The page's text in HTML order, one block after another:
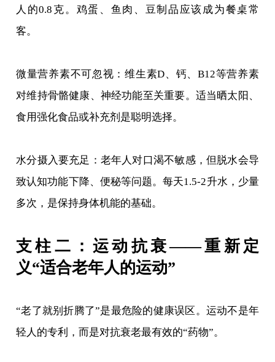
人的0.8克。鸡蛋、鱼肉、豆制品应该成为餐桌常
客。
微量营养素不可忽视：维生素D、钙、B12等营养素
对维持骨骼健康、神经功能至关重要。适当晒太阳、
食用强化食品或补充剂是聪明选择。
水分摄入要充足：老年人对口渴不敏感，但脱水会导
致认知功能下降、便秘等问题。每天1.5-2升水，少量
多次，是保持身体机能的基础。
支柱二：运动抗衰——重新定
义“适合老年人的运动”
“老了就别折腾了”是最危险的健康误区。运动不是年
轻人的专利，而是对抗衰老最有效的“药物”。